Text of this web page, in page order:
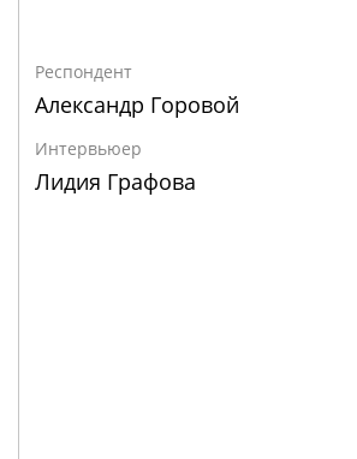
Респондент
Александр Горовой
Интервьюер
Лидия Графова